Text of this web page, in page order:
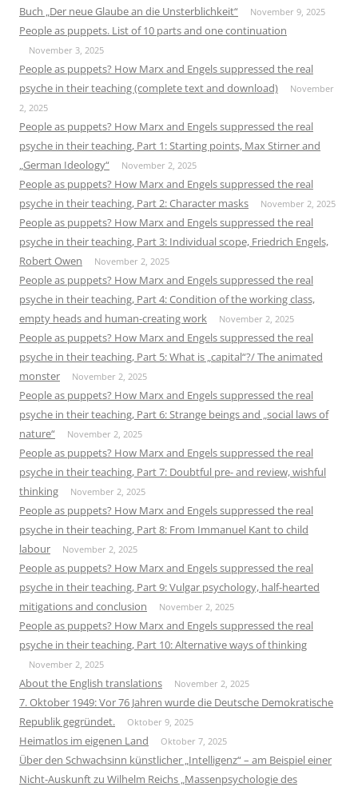
Buch „Der neue Glaube an die Unsterblichkeit“
November 9, 2025
People as puppets. List of 10 parts and one continuation
November 3, 2025
People as puppets? How Marx and Engels suppressed the real
psyche in their teaching (complete text and download)
November
2, 2025
People as puppets? How Marx and Engels suppressed the real
psyche in their teaching, Part 1: Starting points, Max Stirner and
„German Ideology“
November 2, 2025
People as puppets? How Marx and Engels suppressed the real
psyche in their teaching, Part 2: Character masks
November 2, 2025
People as puppets? How Marx and Engels suppressed the real
psyche in their teaching, Part 3: Individual scope, Friedrich Engels,
Robert Owen
November 2, 2025
People as puppets? How Marx and Engels suppressed the real
psyche in their teaching, Part 4: Condition of the working class,
empty heads and human-creating work
November 2, 2025
People as puppets? How Marx and Engels suppressed the real
psyche in their teaching, Part 5: What is „capital“?/ The animated
monster
November 2, 2025
People as puppets? How Marx and Engels suppressed the real
psyche in their teaching, Part 6: Strange beings and „social laws of
nature“
November 2, 2025
People as puppets? How Marx and Engels suppressed the real
psyche in their teaching, Part 7: Doubtful pre- and review, wishful
thinking
November 2, 2025
People as puppets? How Marx and Engels suppressed the real
psyche in their teaching, Part 8: From Immanuel Kant to child
labour
November 2, 2025
People as puppets? How Marx and Engels suppressed the real
psyche in their teaching, Part 9: Vulgar psychology, half-hearted
mitigations and conclusion
November 2, 2025
People as puppets? How Marx and Engels suppressed the real
psyche in their teaching, Part 10: Alternative ways of thinking
November 2, 2025
About the English translations November 2, 2025
7. Oktober 1949: Vor 76 Jahren wurde die Deutsche Demokratische
Republik gegründet.
Oktober 9, 2025
Heimatlos im eigenen Land Oktober 7, 2025
Über den Schwachsinn künstlicher „Intelligenz“ – am Beispiel einer
Nicht-Auskunft zu Wilhelm Reichs „Massenpsychologie des